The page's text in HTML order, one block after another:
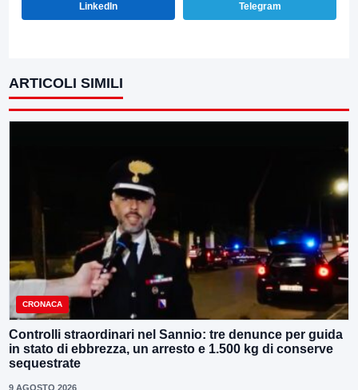
LinkedIn Telegram
ARTICOLI SIMILI
CRONACA
Controlli straordinari nel Sannio: tre denunce per guida
in stato di ebbrezza, un arresto e 1.500 kg di conserve
sequestrate
9 AGOSTO 2026